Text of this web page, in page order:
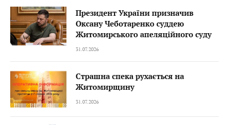
Президент України призначив
Оксану Чеботаренко суддею
Житомирського апеляційного суду
31.07.2026
Страшна спека рухається на
Житомирщину
31.07.2026